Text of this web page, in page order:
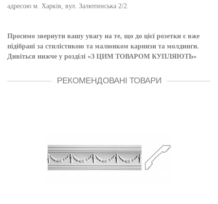
адресою м. Харків, вул. Залютинська 2/2.
Просимо звернути вашу увагу на те, що до цієї розетки є вже
підібрані за стилістикою та малюнком карнизи та молдинги.
Дивіться нижче у розділі «З ЦИМ ТОВАРОМ КУПЛЯЮТЬ»
РЕКОМЕНДОВАНІ ТОВАРИ